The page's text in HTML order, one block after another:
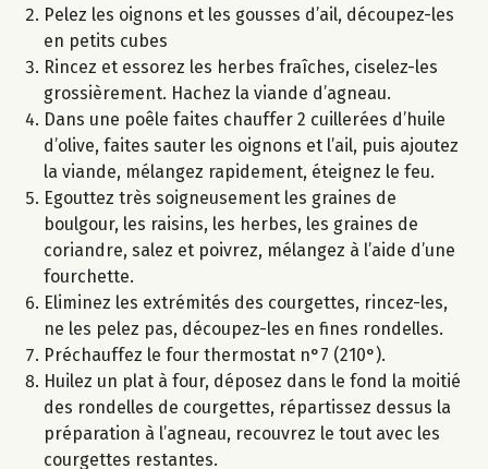
Pelez les oignons et les gousses d’ail, découpez-les
en petits cubes
Rincez et essorez les herbes fraîches, ciselez-les
grossièrement. Hachez la viande d’agneau.
Dans une poêle faites chauffer 2 cuillerées d’huile
d’olive, faites sauter les oignons et l’ail, puis ajoutez
la viande, mélangez rapidement, éteignez le feu.
Egouttez très soigneusement les graines de
boulgour, les raisins, les herbes, les graines de
coriandre, salez et poivrez, mélangez à l’aide d’une
fourchette.
Eliminez les extrémités des courgettes, rincez-les,
ne les pelez pas, découpez-les en fines rondelles.
Préchauffez le four thermostat n°7 (210°).
Huilez un plat à four, déposez dans le fond la moitié
des rondelles de courgettes, répartissez dessus la
préparation à l’agneau, recouvrez le tout avec les
courgettes restantes.